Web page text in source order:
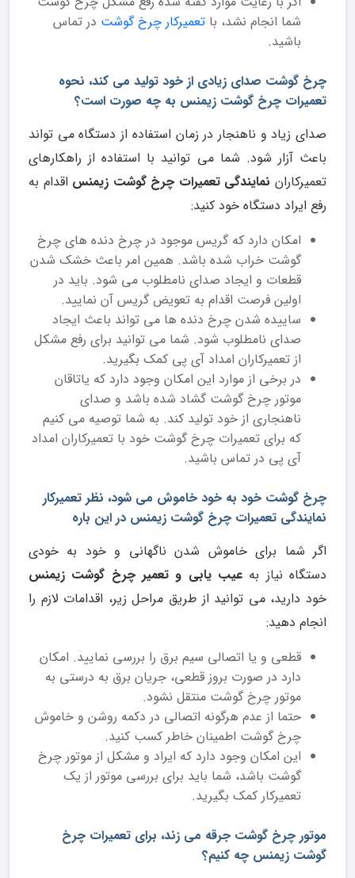
شما انجام نشد، با تعمیرکار چرخ گوشت در تماس
باشید.
چرخ گوشت صدای زیادی از خود تولید می کند، نحوه
تعمیرات چرخ گوشت زیمنس به چه صورت است؟
صدای زیاد و ناهنجار در زمان استفاده از دستگاه می تواند
باعث آزار شود. شما می توانید با استفاده از راهکارهای
تعمیرکاران نمایندگی تعمیرات چرخ گوشت زیمنس اقدام به
رفع ایراد دستگاه خود کنید:
امکان دارد که گریس موجود در چرخ دنده های چرخ
گوشت خراب شده باشد. همین امر باعث خشک شدن
قطعات و ایجاد صدای نامطلوب می شود. باید در
اولین فرصت اقدام به تعویض گریس آن نمایید.
ساییده شدن چرخ دنده ها می تواند باعث ایجاد
صدای نامطلوب شود. شما می توانید برای رفع مشکل
از تعمیرکاران امداد آی پی کمک بگیرید.
در برخی از موارد این امکان وجود دارد که یاتاقان
موتور چرخ گوشت گشاد شده باشد و صدای
ناهنجاری از خود تولید کند. به شما توصیه می کنیم
که برای تعمیرات چرخ گوشت خود با تعمیرکاران امداد
آی پی در تماس باشید.
چرخ گوشت خود به خود خاموش می شود، نظر تعمیرکار
نمایندگی تعمیرات چرخ گوشت زیمنس در این باره
اگر شما برای خاموش شدن ناگهانی و خود به خودی
دستگاه نیاز به عیب یابی و تعمیر چرخ گوشت زیمنس
خود دارید، می توانید از طریق مراحل زیر، اقدامات لازم را
انجام دهید:
قطعی و یا اتصالی سیم برق را بررسی نمایید. امکان
دارد در صورت بروز قطعی، جریان برق به درستی به
موتور چرخ گوشت منتقل نشود.
حتما از عدم هرگونه اتصالی در دکمه روشن و خاموش
چرخ گوشت اطمینان خاطر کسب کنید.
این امکان وجود دارد که ایراد و مشکل از موتور چرخ
گوشت باشد، شما باید برای بررسی موتور از یک
تعمیرکار کمک بگیرید.
موتور چرخ گوشت جرقه می زند، برای تعمیرات چرخ
گوشت زیمنس چه کنیم؟